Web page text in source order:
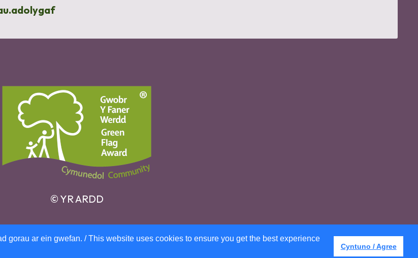
gorau ar ein gwefan. / This website uses cookies to ensure you get the best experience
Cyntuno / Agree
​© YR ARDD